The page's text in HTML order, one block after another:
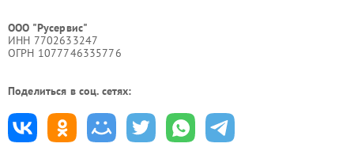
ООО "Русервис"
ИНН 7702633247
ОГРН 1077746335776
Поделиться в соц. сетях: